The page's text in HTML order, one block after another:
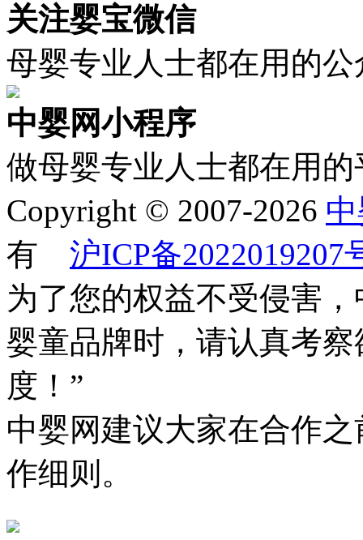
关注婴宝微信
母婴专业人士都在用的公
中婴网小程序
做母婴专业人士都在用的
Copyright © 2007-2026
有 沪ICP备2022019207
为了您的权益不受侵害
婴童品牌时，请认真考
度！”
中婴网建议大家在合作
作细则。